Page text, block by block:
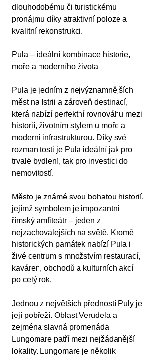
dlouhodobému či turistickému
pronájmu díky atraktivní poloze a
kvalitní rekonstrukci.
Pula – ideální kombinace historie,
moře a moderního života
Pula je jedním z nejvýznamnějších
měst na Istrii a zároveň destinací,
která nabízí perfektní rovnováhu mezi
historií, životním stylem u moře a
moderní infrastrukturou. Díky své
rozmanitosti je Pula ideální jak pro
trvalé bydlení, tak pro investici do
nemovitostí.
Město je známé svou bohatou historií,
jejímž symbolem je impozantní
římský amfiteátr – jeden z
nejzachovalejších na světě. Kromě
historických památek nabízí Pula i
živé centrum s množstvím restaurací,
kaváren, obchodů a kulturních akcí
po celý rok.
Jednou z největších předností Puly je
její pobřeží. Oblast Verudela a
zejména slavná promenáda
Lungomare patří mezi nejžádanější
lokality. Lungomare je několik